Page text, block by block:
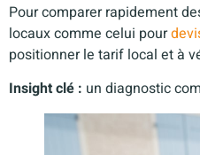
Pour comparer rapidement
locaux comme celui pour
positionner le tarif local et à
Insight clé : un diagnostic